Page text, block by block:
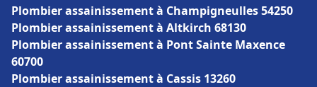
Plombier assainissement à Champigneulles 54250
Plombier assainissement à Altkirch 68130
Plombier assainissement à Pont Sainte Maxence
60700
Plombier assainissement à Cassis 13260